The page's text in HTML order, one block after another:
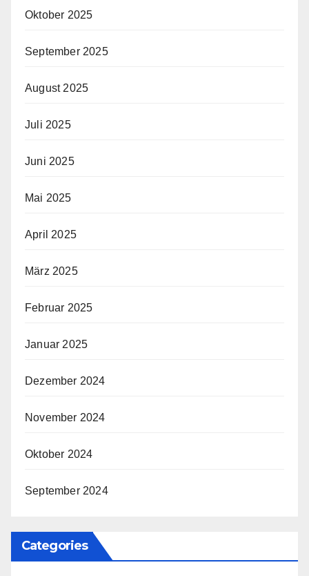
Oktober 2025
September 2025
August 2025
Juli 2025
Juni 2025
Mai 2025
April 2025
März 2025
Februar 2025
Januar 2025
Dezember 2024
November 2024
Oktober 2024
September 2024
Categories